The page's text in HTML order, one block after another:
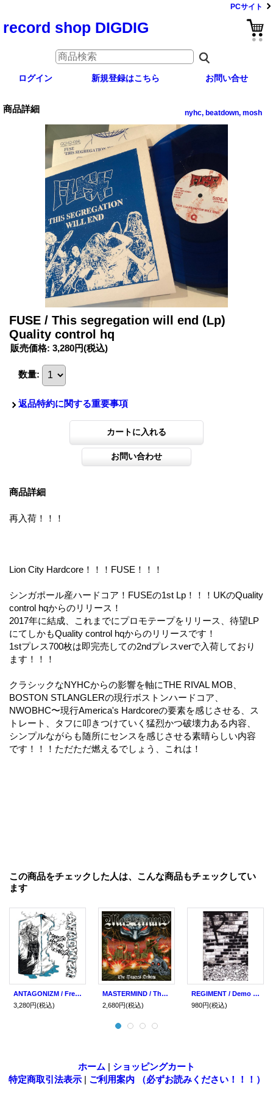
PCサイト
record shop DIGDIG
ログイン 新規登録はこちら お問い合せ
商品詳細 nyhc, beatdown, mosh
FUSE / This segregation will end (Lp)
Quality control hq
販売価格: 3,280円(税込)
数量:
返品特約に関する重要事項
商品詳細
再入荷！！！
Lion City Hardcore！！！FUSE！！！
シンガポール産ハードコア！FUSEの1st Lp！！！UKのQuality
control hqからのリリース！
2017年に結成、これまでにプロモテープをリリース、待望LP
にてしかもQuality control hqからのリリースです！
1stプレス700枚は即完売しての2ndプレスverで入荷しており
ます！！！
クラシックなNYHCからの影響を軸にTHE RIVAL MOB、
BOSTON STLANGLERの現行ボストンハードコア、
NWOBHC〜現行America's Hardcoreの要素を感じさせる、ス
トレート、タフに叩きつけていく猛烈かつ破壊力ある内容、
シンプルながらも随所にセンスを感じさせる素晴らしい内容
です！！！ただただ燃えるでしょう、これは！
この商品をチェックした人は、こんな商品もチェックしてい
ます
ANTAGONIZM / Freeze motherfuckerz (Lp) Quality control hq
3,280円(税込)
MASTERMIND / The Masters' orders (Lp) Quality control hq
2,680円(税込)
REGIMENT / Demo (tape) Quality control HQ
980円(税込)
ホーム | ショッピングカート
特定商取引法表示 | ご利用案内 （必ずお読みください！！！）